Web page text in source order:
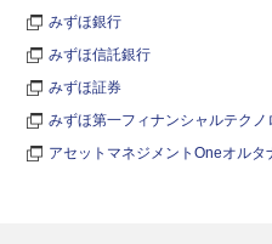
みずほ銀行
みずほ信託銀行
みずほ証券
みずほ第一フィナンシャルテクノ
アセットマネジメントOneオル